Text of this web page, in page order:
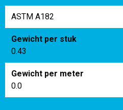
ASTM A182
Gewicht per stuk
0.43
Gewicht per meter
0.0